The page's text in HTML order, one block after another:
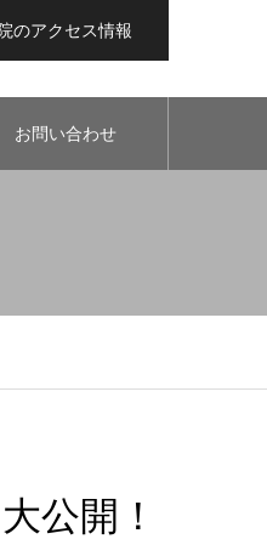
のアクセス情報
お問い合わせ
公開！